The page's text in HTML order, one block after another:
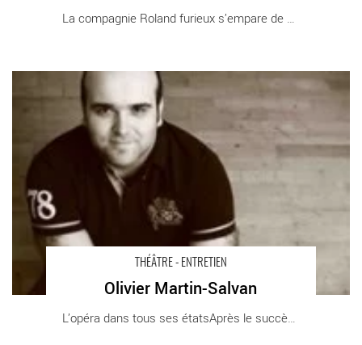
THÉÂTRE - ENTRETIEN
Olivier Martin-Salvan
L’opéra dans tous ses étatsAprès le succès [...]
Olivier Martin-Salvan - Critique sortie Théâtre